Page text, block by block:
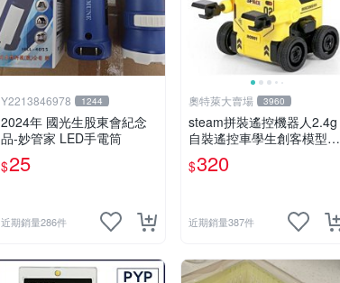
Y2213846978 1244
2024年 國光生股東會紀念
品-妙管家 LED手電筒
$25
近期銷量286件
奧特萊大賣場 3960
steam拼裝遙控機器人2.4g
自裝遙控車學生創客模型科
教玩具 推薦推薦締造W
$320
近期銷量387件